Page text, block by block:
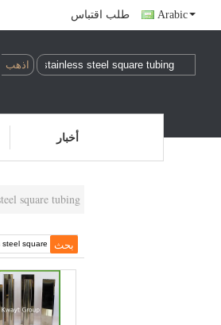
طلب اقتباس Arabic
أخبار
square tubing